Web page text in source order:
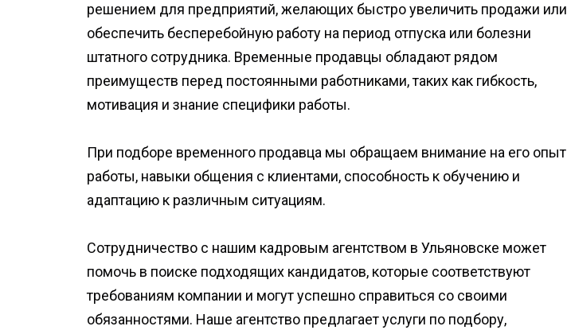
решением для предприятий, желающих быстро увеличить продажи или
обеспечить бесперебойную работу на период отпуска или болезни
штатного сотрудника. Временные продавцы обладают рядом
преимуществ перед постоянными работниками, таких как гибкость,
мотивация и знание специфики работы.
При подборе временного продавца мы обращаем внимание на его опыт
работы, навыки общения с клиентами, способность к обучению и
адаптацию к различным ситуациям.
Сотрудничество с нашим кадровым агентством в Ульяновске может
помочь в поиске подходящих кандидатов, которые соответствуют
требованиям компании и могут успешно справиться со своими
обязанностями. Наше агентство предлагает услуги по подбору,